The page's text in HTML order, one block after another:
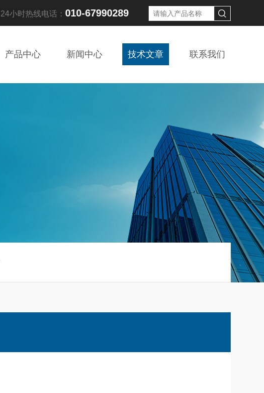
24小时热线电话： 010-67990289
产品中心 新闻中心 技术文章 联系我们